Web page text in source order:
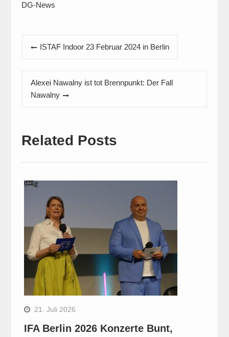
DG-News
Beitragsnavigation
ISTAF Indoor 23 Februar 2024 in Berlin
Alexei Nawalny ist tot Brennpunkt: Der Fall
Nawalny
Related Posts
21. Juli 2026
IFA Berlin 2026 Konzerte Bunt,